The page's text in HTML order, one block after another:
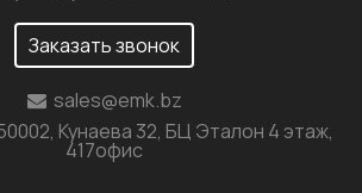
Заказать звонок
sales@emk.bz
Кунаева 32, БЦ Эталон 4 этаж,
417офис